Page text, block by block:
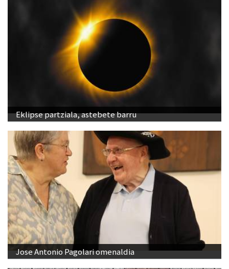
Eklipse partziala, astebete barru
Jose Antonio Pagolari omenaldia